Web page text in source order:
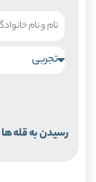
رسیدن به قله